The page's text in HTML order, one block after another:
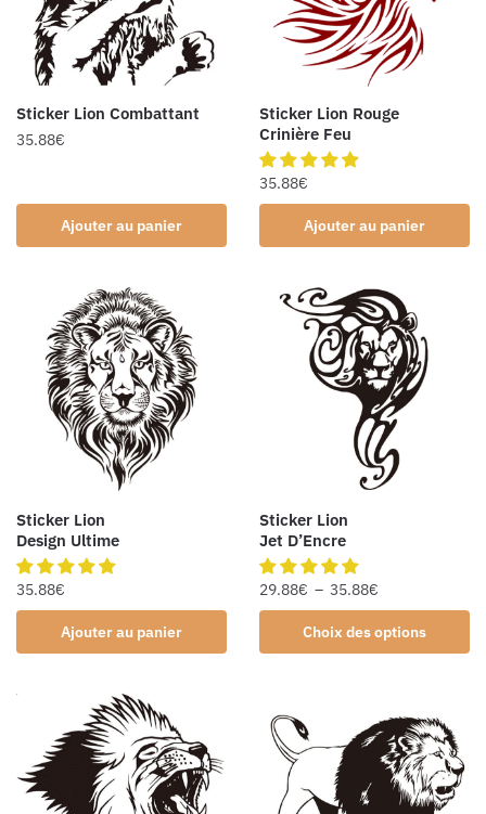
Sticker Lion Combattant
35.88€
Ajouter au panier
Sticker Lion Rouge
Crinière Feu
35.88€
Ajouter au panier
Sticker Lion
Design Ultime
35.88€
Ajouter au panier
Sticker Lion
Jet D’Encre
29.88€ – 35.88€
Choix des options